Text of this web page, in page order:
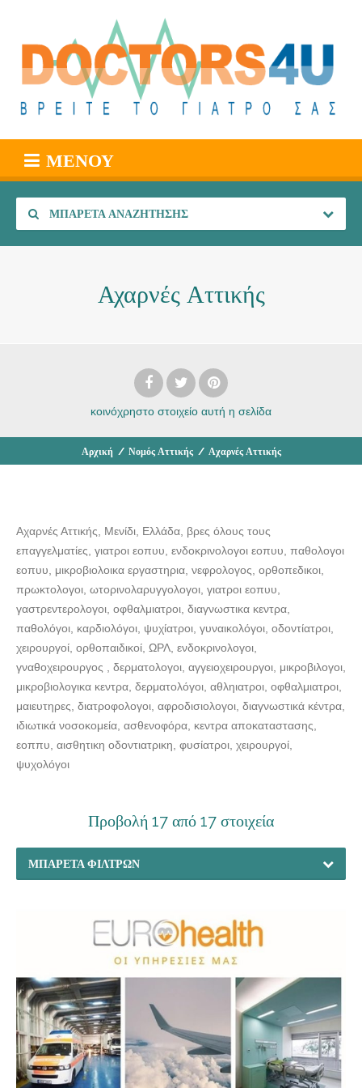
ΜΕΝΟΎ
ΜΠΑΡΈΤΑ ΑΝΑΖΉΤΗΣΗΣ
Αχαρνές Αττικής
κοινόχρηστο στοιχείο αυτή η σελίδα
Αρχική / Νομός Αττικής / Αχαρνές Αττικής
Αχαρνές Αττικής, Μενίδι, Ελλάδα, βρες όλους τους
επαγγελματίες, γιατροι εοπυυ, ενδοκρινολογοι εοπυυ, παθολογοι
εοπυυ, μικροβιολοικα εργαστηρια, νεφρολογος, ορθοπεδικοι,
πρωκτολογοι, ωτορινολαρυγγολογοι, γιατροι εοπυυ,
γαστρεντερολογοι, οφθαλμιατροι, διαγνωστικα κεντρα,
παθολόγοι, καρδιολόγοι, ψυχίατροι, γυναικολόγοι, οδοντίατροι,
χειρουργοί, ορθοπαιδικοί, ΩΡΛ, ενδοκρινολογοι,
γναθοχειρουργος , δερματολογοι, αγγειοχειρουργοι, μικροβιλογοι,
μικροβιολογικα κεντρα, δερματολόγοι, αθληιατροι, οφθαλμιατροι,
μαιευτηρες, διατροφολογοι, αφροδισιολογοι, διαγνωστικά κέντρα,
ιδιωτικά νοσοκομεία, ασθενοφόρα, κεντρα αποκαταστασης,
εοππυ, αισθητικη οδοντιατρικη, φυσίατροι, χειρουργοί,
ψυχολόγοι
Προβολή 17 από 17 στοιχεία
ΜΠΑΡΈΤΑ ΦΊΛΤΡΩΝ